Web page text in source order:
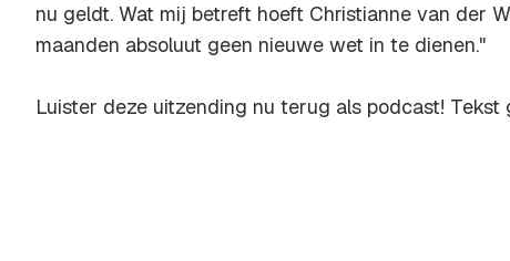
nu geldt. Wat mij betreft hoeft Christianne van der
maanden absoluut geen nieuwe wet in te dienen."
Luister deze uitzending nu terug als podcast! Tekst